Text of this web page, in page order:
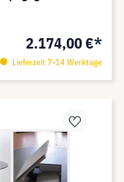
2.174,00 €*
Lieferzeit 7-14 Werktage